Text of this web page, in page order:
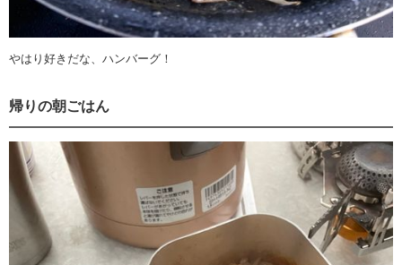
やはり好きだな、ハンバーグ！
帰りの朝ごはん